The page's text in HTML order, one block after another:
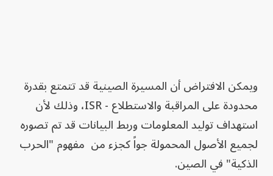
ويمكن الافتراض أن المسيرة الصينية قد تتمتع بقدرة
محدودة على المراقبة والاستطلاع - ISR، وذلك لأن
استهداف توليد المعلومات وربط البيانات قد تم تصوره
لجميع الأصول المحمولة جواً كجزء من مفهوم "الحرب
الذكية" في الصين.